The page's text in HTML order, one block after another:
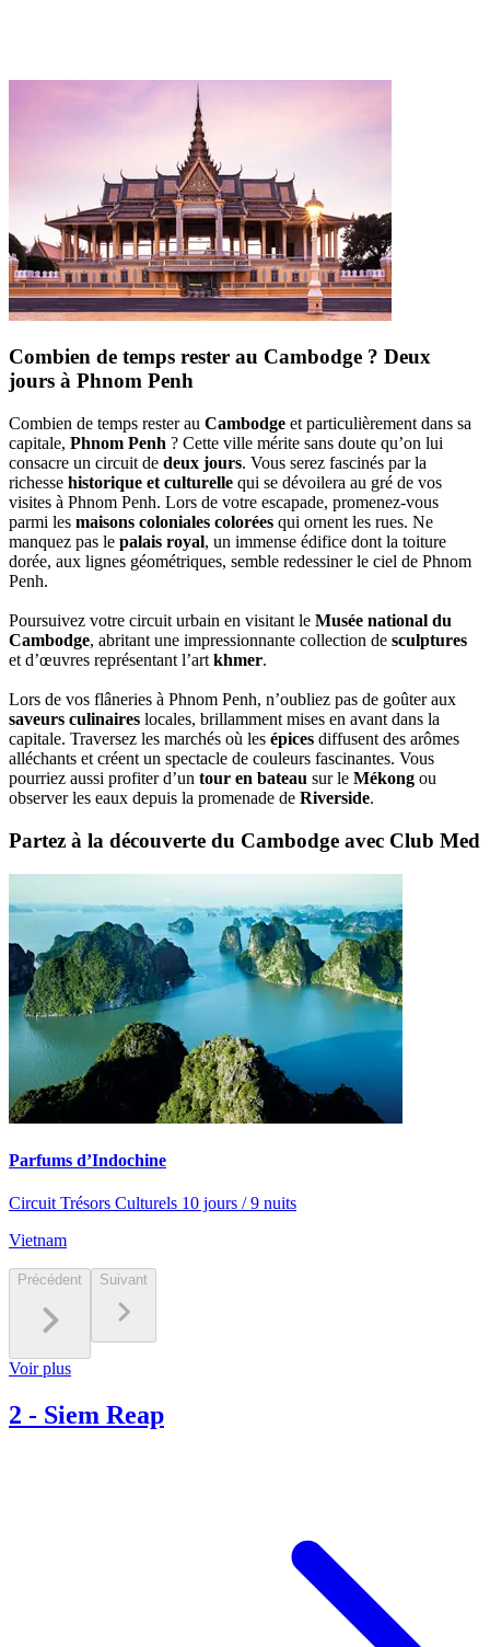
Combien de temps rester au Cambodge ? Deux
jours à Phnom Penh
Combien de temps rester au Cambodge et particulièrement dans sa
capitale, Phnom Penh ? Cette ville mérite sans doute qu’on lui
consacre un circuit de deux jours. Vous serez fascinés par la
richesse historique et culturelle qui se dévoilera au gré de vos
visites à Phnom Penh. Lors de votre escapade, promenez-vous
parmi les maisons coloniales colorées qui ornent les rues. Ne
manquez pas le palais royal, un immense édifice dont la toiture
dorée, aux lignes géométriques, semble redessiner le ciel de Phnom
Penh.
Poursuivez votre circuit urbain en visitant le Musée national du
Cambodge, abritant une impressionnante collection de sculptures
et d’œuvres représentant l’art khmer.
Lors de vos flâneries à Phnom Penh, n’oubliez pas de goûter aux
saveurs culinaires locales, brillamment mises en avant dans la
capitale. Traversez les marchés où les épices diffusent des arômes
alléchants et créent un spectacle de couleurs fascinantes. Vous
pourriez aussi profiter d’un tour en bateau sur le Mékong ou
observer les eaux depuis la promenade de Riverside.
Partez à la découverte du Cambodge avec Club Med
Parfums d’Indochine
Circuit Trésors Culturels 10 jours / 9 nuits
Vietnam
Précédent Suivant
Voir plus
2 - Siem Reap